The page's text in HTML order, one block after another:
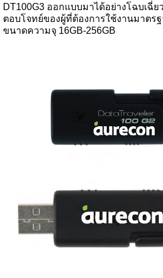
DT100G3 ออกแบบมาได้อย่างโฉบเฉี่
ตอบโจทย์ของผู้ที่ต้องการใช้งานมาตร
ขนาดความจุ 16GB-256GB